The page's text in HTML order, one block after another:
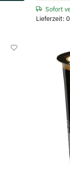
Sofort
Lieferzeit: